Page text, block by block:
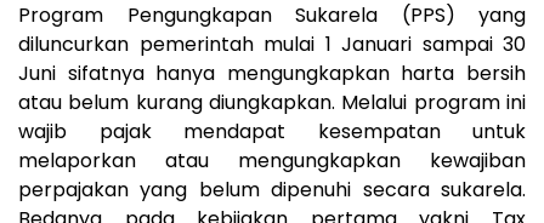
Program Pengungkapan Sukarela (PPS) yang
diluncurkan pemerintah mulai 1 Januari sampai 30
Juni sifatnya hanya mengungkapkan harta bersih
atau belum kurang diungkapkan. Melalui program ini
wajib pajak mendapat kesempatan untuk
melaporkan atau mengungkapkan kewajiban
perpajakan yang belum dipenuhi secara sukarela.